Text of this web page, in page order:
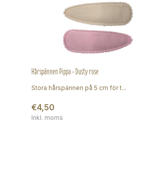
Hårspännen Pippa - Dusty rose
Stora hårspännen på 5 cm för t...
€4,50
Inkl. moms